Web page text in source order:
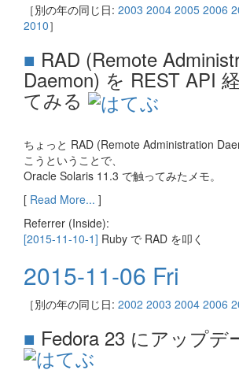
［別の年の同じ日: 2003 2004 2005 2006
2010］
■ RAD (Remote
Daemon) を REST API
てみる
ちょっと RAD (Remote Administration
こうということで、
Oracle Solaris 11.3 で触ってみたメモ。
[ Read More... ]
Referrer (Inside):
[2015-11-10-1] Ruby で RAD を叩く
2015-11-06 Fri
［別の年の同じ日: 2002 2003 2004 2006
■ Fedora 23 にアップデ